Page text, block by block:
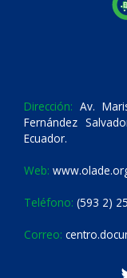
Dirección: Av.
Fernández
Ecuador.
Web:
Teléfono: (593 2)
Correo: